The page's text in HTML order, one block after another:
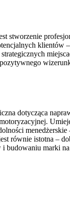
stworzenie
klientów
dotycząca
menedżerskie
równie istotna –
i budowaniu marki